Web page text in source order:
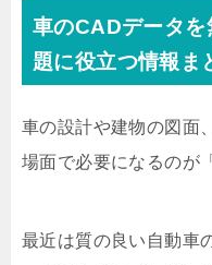
車のCADデータ
題に役立つ情報ま
車の設計や建物の図面
場面で必要になるのが
最近は質の良い自動車